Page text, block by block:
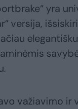
yra
versija,
važiavimo ir